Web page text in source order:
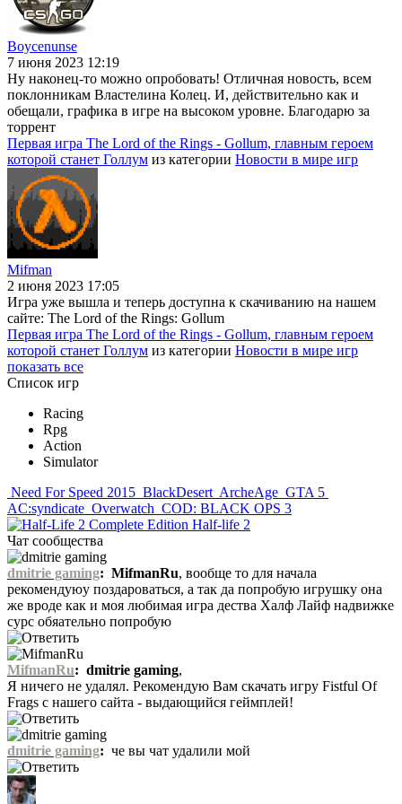
Boycenunse
7 июня 2023 12:19
Ну наконец-то можно опробовать! Отличная новость, всем
поклонникам Властелина Колец. И, действительно как и
обещали, графика в игре на высоком уровне. Благодарю за
торрент
Первая игра The Lord of the Rings - Gollum, главным героем
которой станет Голлум из категории Новости в мире игр
Mifman
2 июня 2023 17:05
Игра уже вышла и теперь доступна к скачиванию на нашем
сайте: The Lord of the Rings: Gollum
Первая игра The Lord of the Rings - Gollum, главным героем
которой станет Голлум из категории Новости в мире игр
показать все
Список игр
Racing
Rpg
Action
Simulator
Need For Speed 2015 BlackDesert ArcheAge GTA 5
AC:syndicate Overwatch COD: BLACK OPS 3
Half-life 2
Чат сообщества
dmitrie gaming: MifmanRu, вообще то для начала
рекомендуюу поздароваться, а так да попробую игрушку она
же вроде как и моя любимая игра дества Халф Лайф надвижке
сурс обяательно попробую
MifmanRu: dmitrie gaming,
Я ничего не удалял. Рекомендую Вам скачать игру Fistful Of
Frags с нашего сайта - выдающийся геймплей!
dmitrie gaming: че вы чат удалили мой